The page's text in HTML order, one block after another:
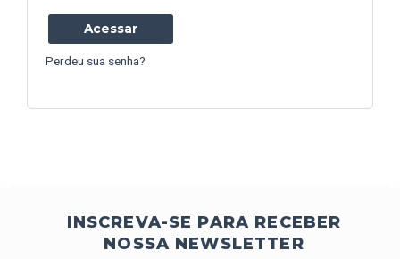
Acessar
Perdeu sua senha?
INSCREVA-SE PARA RECEBER
NOSSA NEWSLETTER